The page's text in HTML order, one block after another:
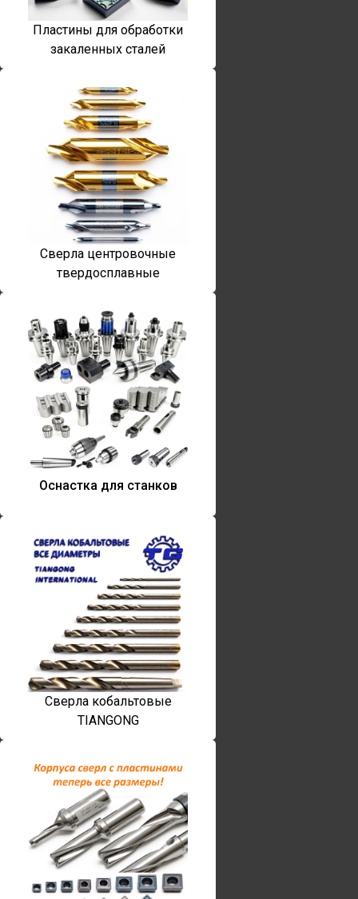
Пластины для обработки
закаленных сталей
Сверла центровочные
твердосплавные
Оснастка для станков
Сверла кобальтовые
TIANGONG